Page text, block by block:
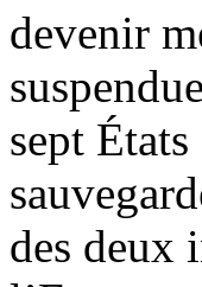
devenir
sept
des deux